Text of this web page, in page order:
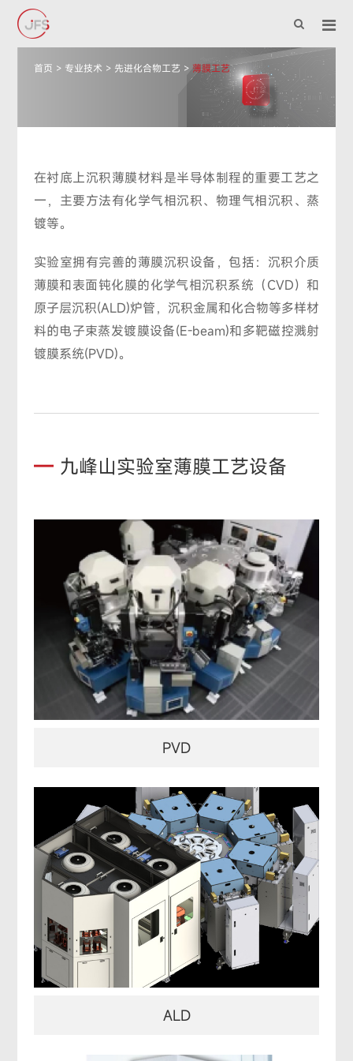
首页 > 专业技术 > 先进化合物工艺 > 薄膜工艺
在衬底上沉积薄膜材料是半导体制程的重要工艺之
一，主要方法有化学气相沉积、物理气相沉积、蒸
镀等。
实验室拥有完善的薄膜沉积设备，包括：沉积介质
薄膜和表面钝化膜的化学气相沉积系统（CVD）和
原子层沉积(ALD)炉管，沉积金属和化合物等多样材
料的电子束蒸发镀膜设备(E-beam)和多靶磁控溅射
镀膜系统(PVD)。
— 九峰山实验室薄膜工艺设备
PVD
ALD